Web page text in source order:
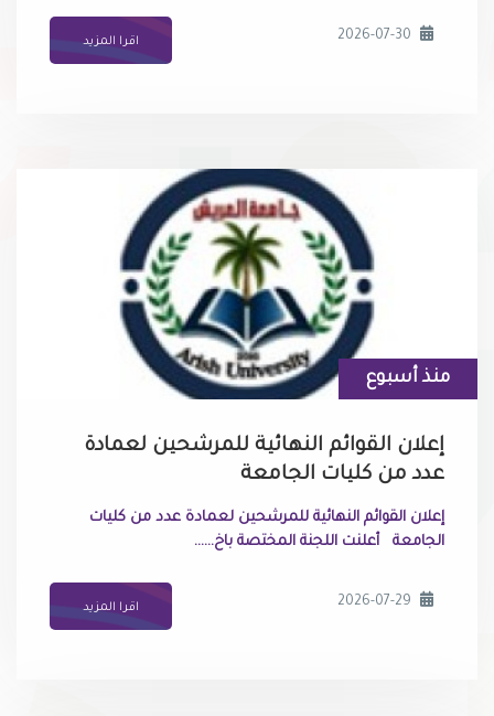
2026-07-30 اقرا المزيد
منذ أسبوع
إعلان القوائم النهائية للمرشحين لعمادة
عدد من كليات الجامعة
إعلان القوائم النهائية للمرشحين لعمادة عدد من كليات
الجامعة ​أعلنت اللجنة المختصة باخ......
2026-07-29 اقرا المزيد